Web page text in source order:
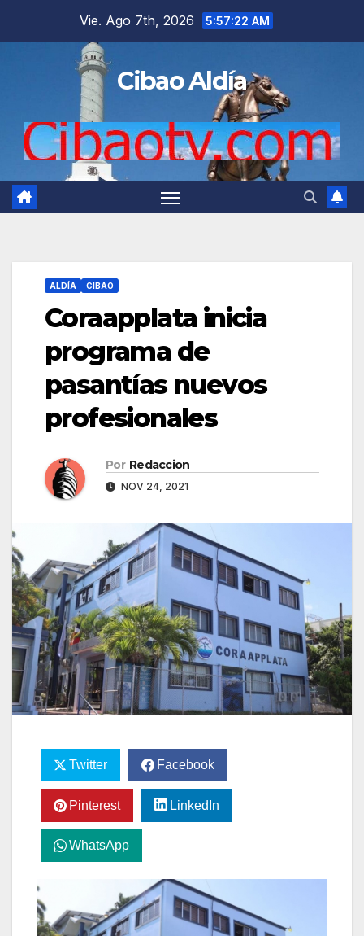
Vie. Ago 7th, 2026 5:57:23 AM
Cibao Aldía
ALDÍA CIBAO
Coraapplata inicia
programa de
pasantías nuevos
profesionales
Por Redaccion
NOV 24, 2021
Twitter Facebook
Pinterest LinkedIn
WhatsApp